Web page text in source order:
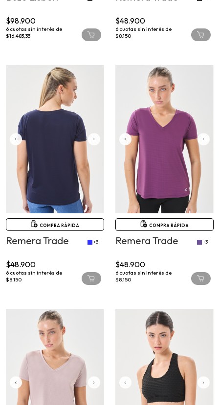
6cuotas sin interés de
$16.483,33
6cuotas sin interés de
$8.150
COMPRA RÁPIDA
Remera Trade
6cuotas sin interés de
$8.150
COMPRA RÁPIDA
Remera Trade
6cuotas sin interés de
$8.150